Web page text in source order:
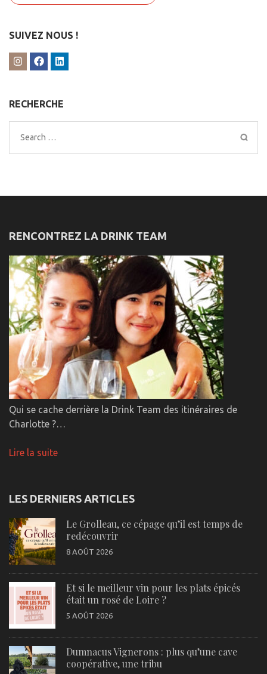
SUIVEZ NOUS !
RECHERCHE
Search
for:
RENCONTREZ LA DRINK TEAM
Qui se cache derrière la Drink Team des itinéraires de
Charlotte ?…
Lire la suite
LES DERNIERS ARTICLES
Le Grolleau, ce cépage qu’il est temps de
redécouvrir
8 AOÛT 2026
Et si le meilleur vin pour les plats épicés
était un rosé de Loire ?
5 AOÛT 2026
Dumnacus Vignerons : plus qu’une cave
coopérative, une tribu